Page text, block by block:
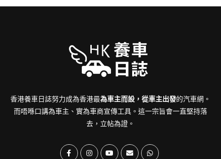
香港養車日誌努力成為香港最為車主而設，從車主出發的汽車網。
而唔喺口講為車主、實為車商宣傳工具。這一宗旨會一直堅持落
去，立帖為證。